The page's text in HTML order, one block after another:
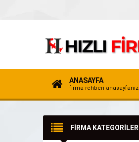
ANASAYFA
firma rehberi anasayfanız
FİRMA KATEGORİLERİ